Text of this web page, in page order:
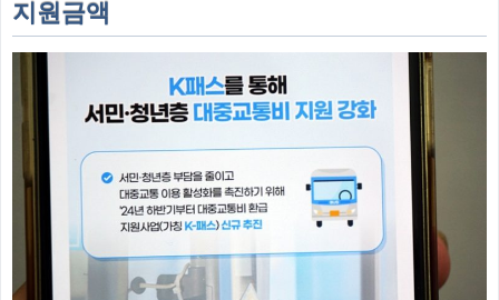
지원금액